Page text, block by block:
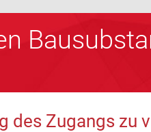
des Zugangs zu